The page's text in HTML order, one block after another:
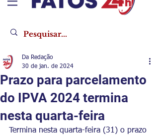
Prazo para parcelamento
do IPVA 2024 termina
nesta quarta-feira
Da Redação
30 de jan. de 2024
Termina nesta quarta-feira (31) o prazo